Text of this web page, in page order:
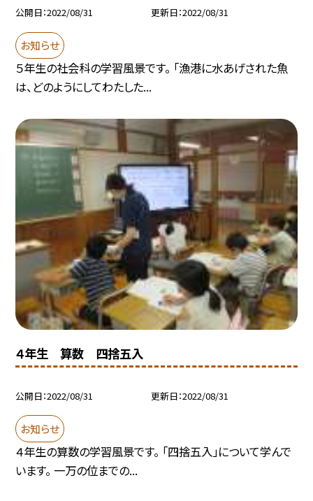
公開日 2022/08/31 更新日 2022/08/31
お知らせ
５年生の社会科の学習風景です。 「漁港に水あげされた魚
は、どのようにしてわたした...
４年生 算数 四捨五入
公開日 2022/08/31 更新日 2022/08/31
お知らせ
４年生の算数の学習風景です。 「四捨五入」について学んで
います。 一万の位までの...